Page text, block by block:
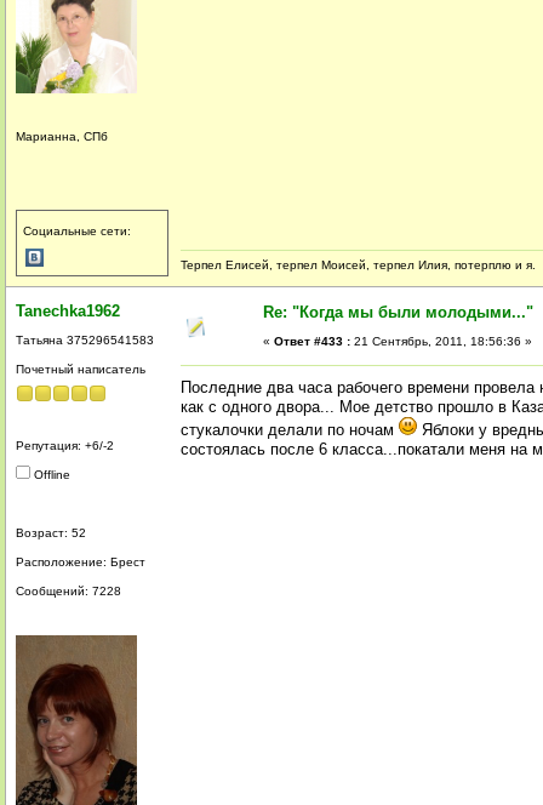
Марианна, СПб
Социальные сети:
Терпел Елисей, терпел Моисей, терпел Илия, потерплю и я.
Tanechka1962
Татьяна 375296541583
Почетный написатель
Репутация: +6/-2
Offline
Возраст: 52
Расположение: Брест
Сообщений: 7228
Re: "Когда мы были молодыми..."
« Ответ #433 : 21 Сентябрь, 2011, 18:56:36 »
Последние два часа рабочего времени провела
как с одного двора... Мое детство прошло в
стукалочки делали по ночам
Яблоки у
состоялась после 6 класса...покатали меня на